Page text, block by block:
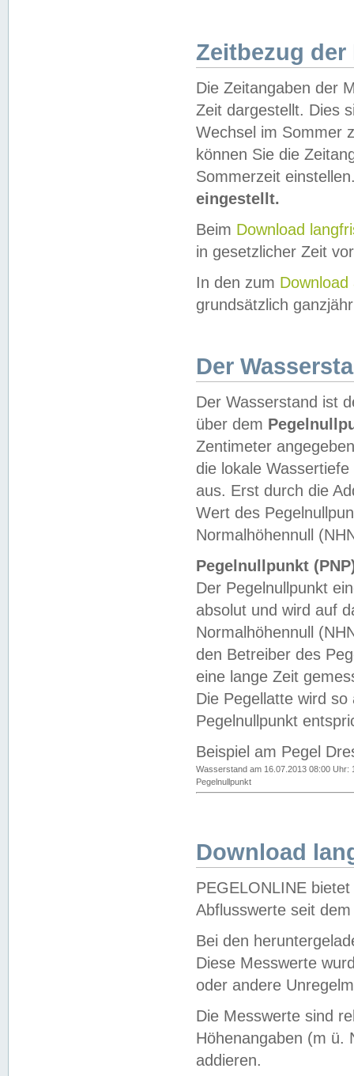
Zeitbezug der
Die Zeitangaben der
Zeit dargestellt. Dies
Wechsel im Sommer
können Sie die
Sommerzeit
eingestellt.
Beim Download
in gesetzlicher Zeit
In den zum Download
grundsätzlich
Der
Der Wasserstand ist
über dem
Zentimeter
die lokale
aus. Erst durch die
Wert des
Normalhöhennull
Pegelnullpunkt
Der Pegelnullpunkt
absolut und wird auf
Normalhöhennull
den Betreiber des
eine lange Zeit
Die Pegellatte wird
Pegelnullpunkt
Beispiel am Pegel
Wasserstand am 16.07.2013 08:00 Uhr:
Pegelnullpunkt
Download
PEGELONLINE
Abflusswerte seit
Bei den
Diese Messwerte
oder andere
Die Messwerte sind
Höhenangaben (m ü.
addieren.